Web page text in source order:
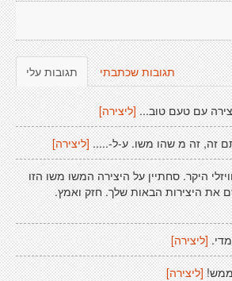
תגובות עלי תגובות שכתבתי
עם טעם טוב... [ליצירה]
זה, זה מ שהו משו. ע-ל-..... [ליצירה]
היקר. סחתיין על היצירה המשו משו הזו
את היצירות הבאות שלך. חזק ואמץ.
[ליצירה]
[ליצירה]